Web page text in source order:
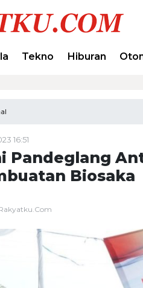
Tekno Hiburan
16:51
Pandeglang
Biosaka